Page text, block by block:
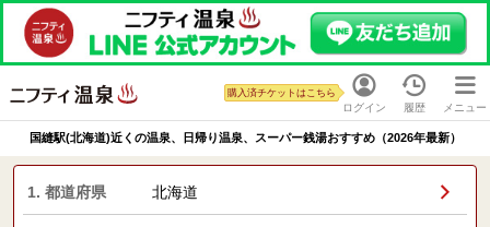
ログイン
購入済チケットはこちら
履歴 メニュー
国縫駅(北海道)近くの温泉、日帰り温泉、スーパー銭湯おすすめ（2026年最新）
1. 都道府県 北海道